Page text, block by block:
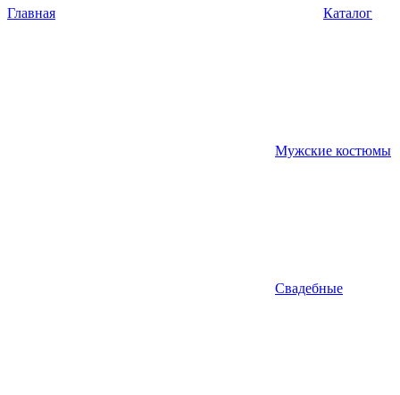
Главная Каталог
Мужские костюмы
Свадебные